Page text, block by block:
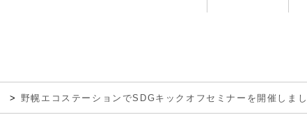
野幌エコステーションでSDGキックオフセミナーを開催しまし